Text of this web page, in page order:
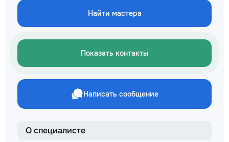
не включается? Не спешите
покупать новую! Спасем ваш
бюджет.
Найти мастера
Показать контакты
Написать сообщение
О специалисте